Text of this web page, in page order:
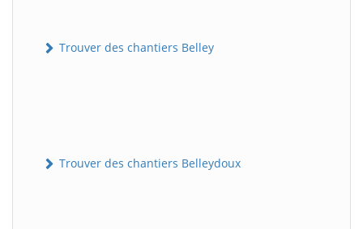
Trouver des chantiers Belley
Trouver des chantiers Belleydoux